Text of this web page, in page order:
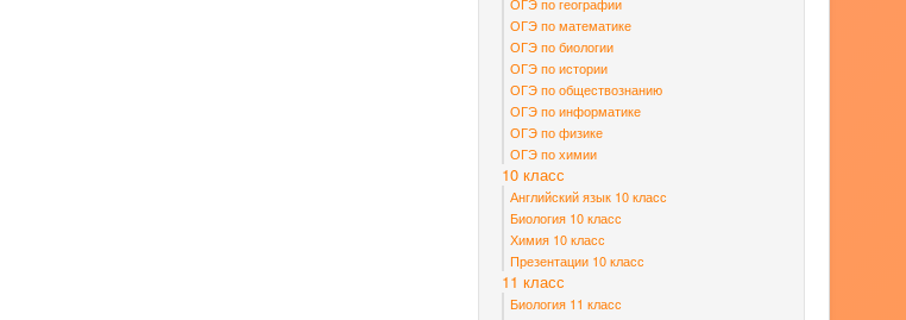
ОГЭ по математике
ОГЭ по биологии
ОГЭ по истории
ОГЭ по обществознанию
ОГЭ по информатике
ОГЭ по физике
ОГЭ по химии
10 класс
Английский язык 10 класс
Биология 10 класс
Химия 10 класс
Презентации 10 класс
11 класс
Биология 11 класс